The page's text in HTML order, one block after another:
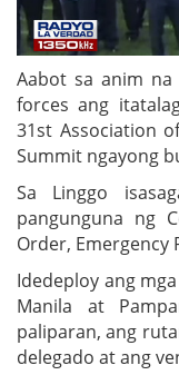
Aabot sa anim
forces ang
31st Association
Summit ngayong
Sa Linggo
pangunguna ng
Order, Emergency
Idedeploy ang
Manila at
paliparan, ang
delegado at ang